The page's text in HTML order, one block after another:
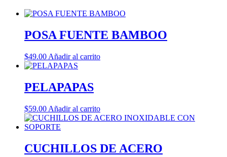
POSA FUENTE BAMBOO
$49.00 Añadir al carrito
PELAPAPAS
$59.00 Añadir al carrito
CUCHILLOS DE ACERO